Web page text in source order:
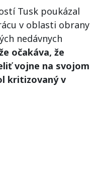
Tusk poukázal
v oblasti obrany
nedávnych
očakáva, že
vojne na svojom
kritizovaný v